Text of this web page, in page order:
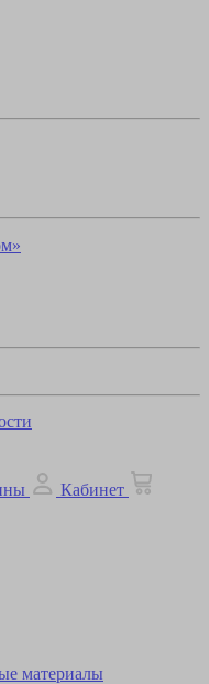
Кабинет
материалы